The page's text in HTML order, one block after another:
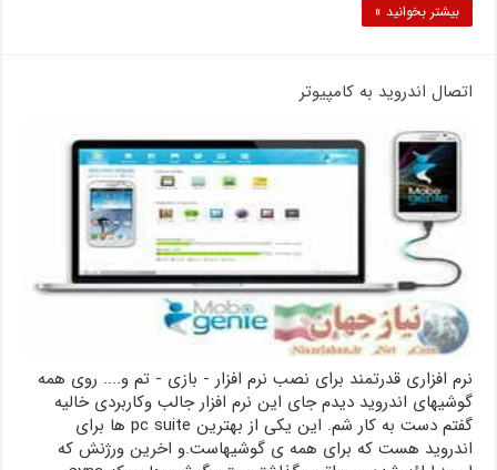
بیشتر بخوانید »
اتصال اندروید به کامپیوتر
نرم افزاری قدرتمند برای نصب نرم افزار - بازی - تم و.... روی همه
گوشیهای اندروید دیدم جای این نرم افزار جالب وکاربردی خالیه
گفتم دست به کار شم. این یکی از بهترین pc suite ها برای
اندروید هست که برای همه ی گوشیهاست.و اخرین ورژنش که